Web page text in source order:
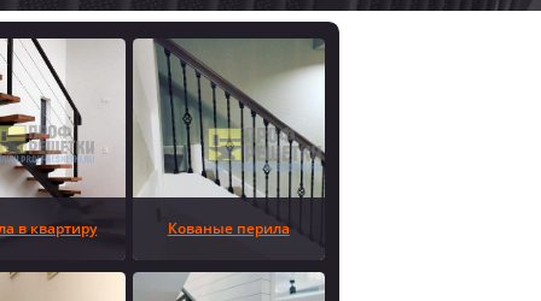
в квартиру Кованые перила